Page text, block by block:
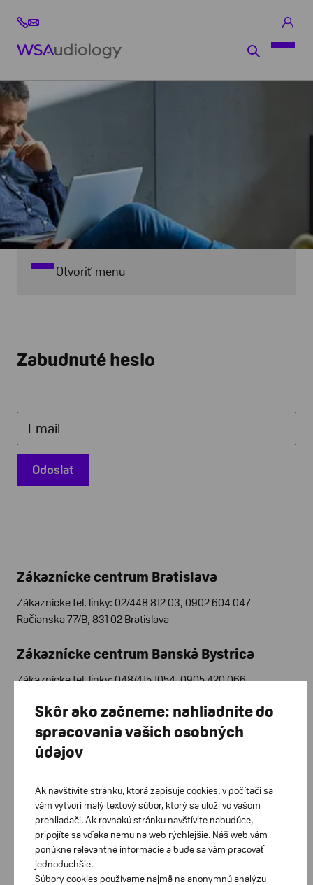
Otvoriť menu
Zabudnuté heslo
Email
Odoslať
Zákaznícke centrum Bratislava
Zákaznícke tel. linky: 02/448 812 03, 0902 604 047
Račianska 77/B, 831 02 Bratislava
Zákaznícke centrum Banská Bystrica
Zákaznícke tel. linky: 048/415 1054, 0905 420 066
Zákaznícke centrum Košice
Zákaznícke tel. linky: 055/625 3352, 0917 895 062 Južná
Zákaznícke centrum Žilina
Zákaznícke tel. linky: 041/381 1430, 0907/456 802 Hálkova 3,
010 01 Žilina
Skôr ako začneme: nahliadnite do
spracovania vašich osobných
údajov
Ak navštívite stránku, ktorá zapisuje cookies, v počítači sa
vám vytvorí malý textový súbor, ktorý sa uloží vo vašom
prehliadači. Ak rovnakú stránku navštívite nabudúce,
pripojíte sa vďaka nemu na web rýchlejšie. Náš web vám
ponúkne relevantné informácie a bude sa vám pracovať
jednoduchšie.
Súbory cookies používame najmä na anonymnú analýzu